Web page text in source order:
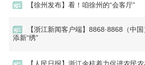
【徐州发布】看！咱徐州的“会客厅”
【浙江新闻客户端】8868·8868（中
添新“绣”